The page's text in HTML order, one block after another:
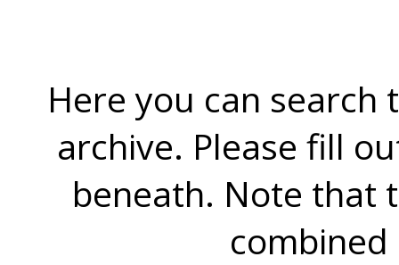
Here you can search
archive. Please fill
beneath. Note that
combined